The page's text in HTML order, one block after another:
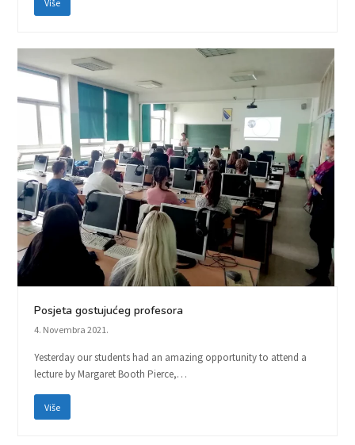
Više
Posjeta gostujućeg profesora
4. Novembra 2021.
Yesterday our students had an amazing opportunity to attend a
lecture by Margaret Booth Pierce,…
Više